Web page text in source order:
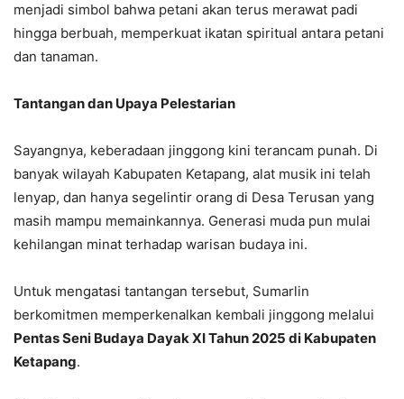
menjadi simbol bahwa petani akan terus merawat padi
hingga berbuah, memperkuat ikatan spiritual antara petani
dan tanaman.
Tantangan dan Upaya Pelestarian
Sayangnya, keberadaan jinggong kini terancam punah. Di
banyak wilayah Kabupaten Ketapang, alat musik ini telah
lenyap, dan hanya segelintir orang di Desa Terusan yang
masih mampu memainkannya. Generasi muda pun mulai
kehilangan minat terhadap warisan budaya ini.
Untuk mengatasi tantangan tersebut, Sumarlin
berkomitmen memperkenalkan kembali jinggong melalui
Pentas Seni Budaya Dayak XI Tahun 2025 di Kabupaten
Ketapang.